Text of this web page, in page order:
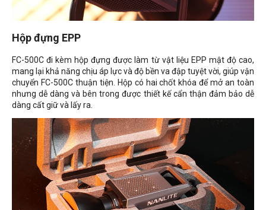
Hộp đựng EPP
FC-500C đi kèm hộp đựng được làm từ vật liệu EPP mật độ cao,
mang lại khả năng chịu áp lực và độ bền va đập tuyệt vời, giúp vận
chuyển FC-500C thuận tiện. Hộp có hai chốt khóa để mở an toàn
nhưng dễ dàng và bên trong được thiết kế cẩn thận đảm bảo dễ
dàng cất giữ và lấy ra.